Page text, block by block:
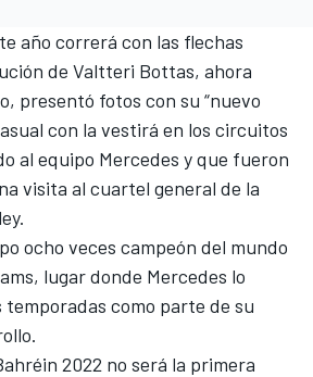
año correrá con las flechas
de Valtteri Bottas, ahora
presentó fotos con su “nuevo
con la vestirá en los circuitos
al equipo Mercedes y que fueron
visita al cuartel general de la
ocho veces campeón del mundo
lugar donde Mercedes lo
como parte de su
2022 no será la primera